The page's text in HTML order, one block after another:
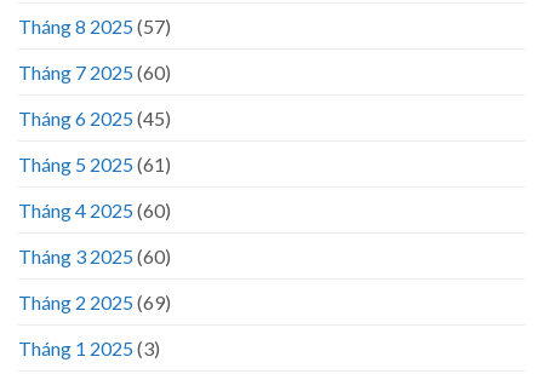
Tháng 8 2025(57)
Tháng 7 2025(60)
Tháng 6 2025(45)
Tháng 5 2025(61)
Tháng 4 2025(60)
Tháng 3 2025(60)
Tháng 2 2025(69)
Tháng 1 2025(3)